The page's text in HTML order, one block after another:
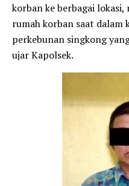
korban ke berbagai
rumah korban saat dalam
perkebunan singkong
ujar Kapolsek.